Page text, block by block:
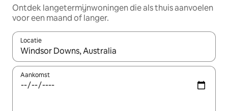
Ontdek langetermijnwoningen die als thuis aanvoelen
voor een maand of langer.
Locatie
Wanneer er resultaten beschikbaar zijn, maak je een keuze
Aankomst